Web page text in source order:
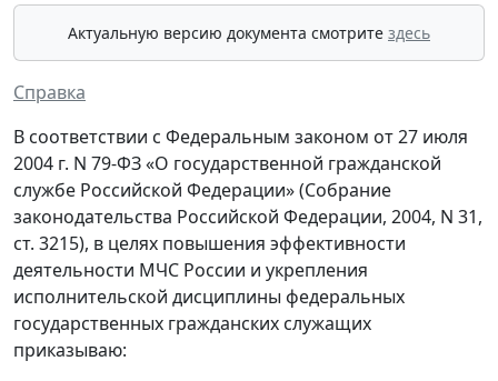
Актуальную версию документа смотрите здесь
Справка
В соответствии с Федеральным законом от 27 июля
2004 г. N 79-ФЗ «О государственной гражданской
службе Российской Федерации» (Собрание
законодательства Российской Федерации, 2004, N 31,
ст. 3215), в целях повышения эффективности
деятельности МЧС России и укрепления
исполнительской дисциплины федеральных
государственных гражданских служащих
приказываю: